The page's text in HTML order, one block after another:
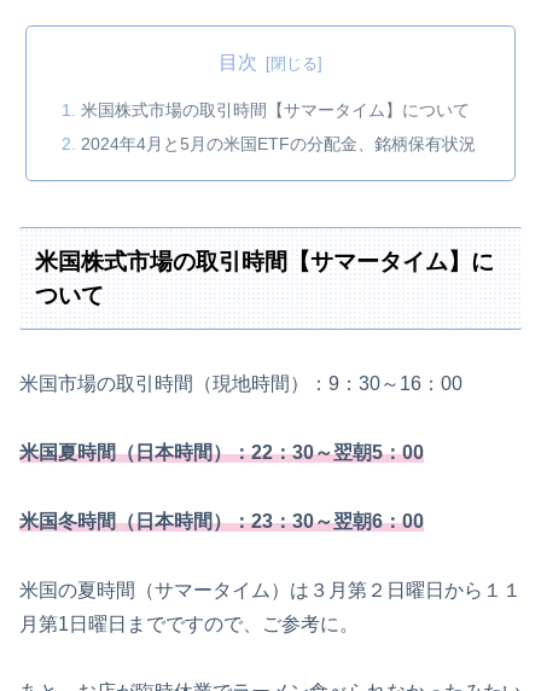
目次
米国株式市場の取引時間【サマータイム】について
2024年4月と5月の米国ETFの分配金、銘柄保有状況
米国株式市場の取引時間【サマータイム】に
ついて
米国市場の取引時間（現地時間）：9：30～16：00
米国夏時間（日本時間）：22：30～翌朝5：00
米国冬時間（日本時間）：23：30～翌朝6：00
米国の夏時間（サマータイム）は３月第２日曜日から１１
月第1日曜日までですので、ご参考に。